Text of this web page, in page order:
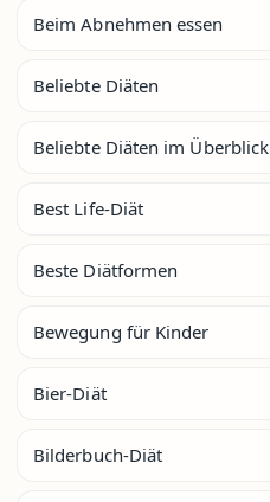
Beim Abnehmen essen
Beliebte Diäten
Beliebte Diäten im Überblick
Best Life-Diät
Beste Diätformen
Bewegung für Kinder
Bier-Diät
Bilderbuch-Diät